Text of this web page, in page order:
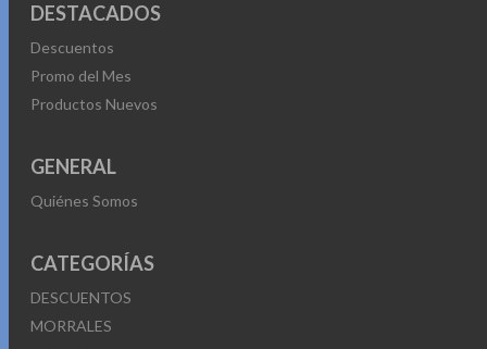
DESTACADOS
Descuentos
Promo del Mes
Productos Nuevos
GENERAL
Quiénes Somos
CATEGORÍAS
DESCUENTOS
MORRALES